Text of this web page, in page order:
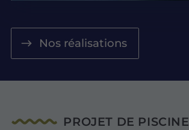
Nos réalisations
PROJET DE PISCINE